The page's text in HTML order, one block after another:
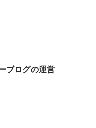
ブログの運営